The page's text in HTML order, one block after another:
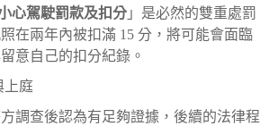
心駕駛罰款及扣分 」是必然的雙重處罰
在兩年內被扣滿 15 分，將可能會面臨
意自己的扣分紀錄。
上庭
調查後認為有足夠證據，後續的法律程